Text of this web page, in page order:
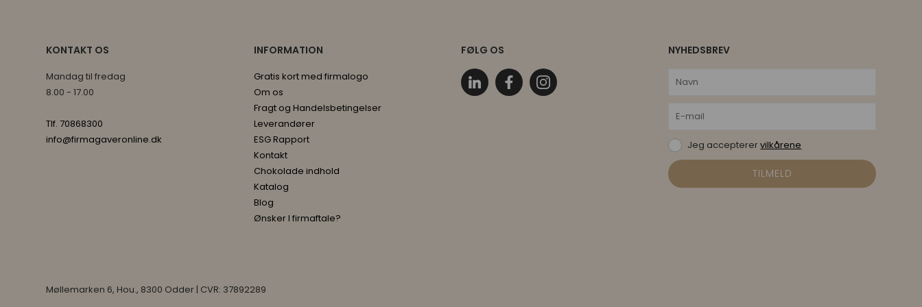
KONTAKT OS
Mandag til fredag
8.00 - 17.00
Tlf. 70868300
info@firmagaveronline.dk
INFORMATION
Gratis kort med firmalogo
Om os
Fragt og Handelsbetingelser
Leverandører
ESG Rapport
Kontakt
Chokolade indhold
Katalog
Blog
Ønsker I firmaftale?
FØLG OS NYHEDSBREV
Jeg accepterervilkårene
Møllemarken 6, Hou., 8300 Odder | CVR: 37892289